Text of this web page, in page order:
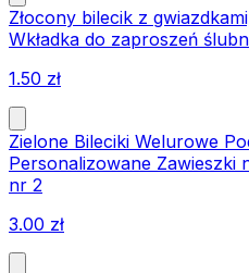
Złocony bilecik z
Wkładka do zaproszeń
1.50 zł
Zielone Bileciki Welurowe
Personalizowane Zawieszki
nr 2
3.00 zł